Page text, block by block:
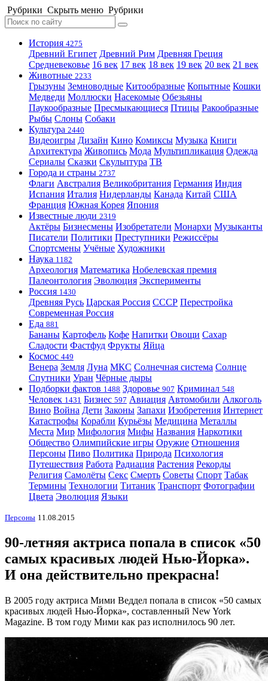
Рубрики Скрыть меню Рубрики
История 4275
Древний Египет Древний Рим Древняя Греция
Средневековье 16 век 17 век 18 век 19 век 20 век 21 век
Животные 2233
Грызуны Земноводные Китообразные Копытные Кошки
Медведи Моллюски Насекомые Обезьяны
Паукообразные Пресмыкающиеся Птицы Ракообразные
Рыбы Слоны Собаки
Культура 2440
Видеоигры Дизайн Кино Комиксы Музыка Книги
Архитектура Живопись Мода Мультипликация Одежда
Сериалы Сказки Скульптура ТВ
Города и страны 2737
Флаги Австралия Великобритания Германия Индия
Испания Италия Нидерланды Канада Китай США
Франция Южная Корея Япония
Известные люди 2319
Актёры Бизнесмены Изобретатели Монархи Музыканты
Писатели Политики Преступники Режиссёры
Спортсмены Учёные Художники
Наука 1182
Археология Математика Нобелевская премия
Палеонтология Эволюция Эксперименты
Россия 1430
Древняя Русь Царская Россия СССР Перестройка
Современная Россия
Еда 881
Бананы Картофель Кофе Напитки Овощи Сахар
Сладости Фастфуд Фрукты Яйца
Космос 449
Венера Земля Луна МКС Солнечная система Солнце
Спутники Уран Чёрные дыры
Подборки фактов 1488 Здоровье 907 Криминал 548
Человек 1431 Бизнес 597 Авиация Автомобили Алкоголь
Вино Война Дети Законы Запахи Изобретения Интернет
Катастрофы Корабли Курьёзы Медицина Металлы
Места Мир Мифология Мифы Названия Наркотики
Общество Олимпийские игры Оружие Отношения
Персоны Пиво Политика Природа Психология
Путешествия Работа Радиация Растения Рекорды
Религия Самолёты Секс Смерть Советы Спорт Табак
Термины Технологии Титаник Транспорт Фотографии
Цвета Эволюция Языки
Персоны 11.08.2015
90-летняя актриса попала в список «50
самых красивых людей Нью-Йорка».
И она действительно прекрасна!
В 2005 году актриса Мими Веддел попала в список «50 самых
красивых людей Нью-Йорка», составленный New York
Magazine. В том году Мими как раз исполнилось 90 лет.